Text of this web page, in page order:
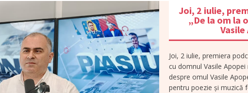
Joi, 2 iulie,
„De la om la
Vasile
Joi, 2 iulie, premiera
cu domnul Vasile
despre omul Vasile
pentru poezie și muzică